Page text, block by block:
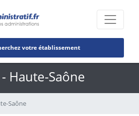
votre établissement
- Haute-Saône
Saône